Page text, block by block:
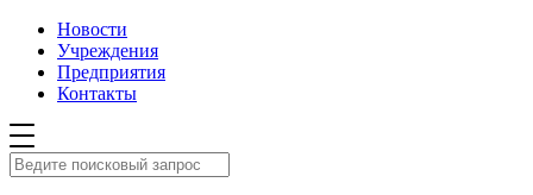
Новости
Учреждения
Предприятия
Контакты